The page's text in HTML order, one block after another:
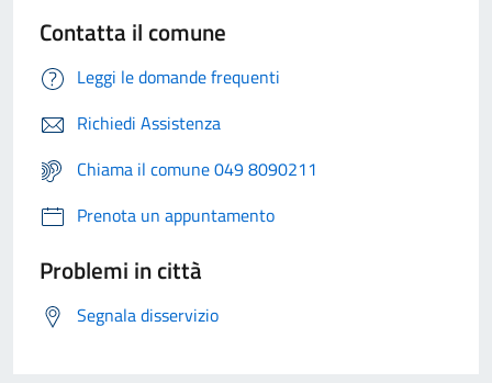
Contatta il comune
Leggi le domande frequenti
Richiedi Assistenza
Chiama il comune 049 8090211
Prenota un appuntamento
Problemi in città
Segnala disservizio